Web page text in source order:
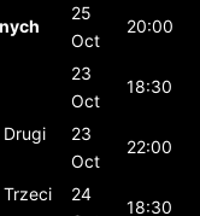
25
Oct
20:00
23
Oct
18:30
Drugi
23
Oct
22:00
Trzeci
24
18:30